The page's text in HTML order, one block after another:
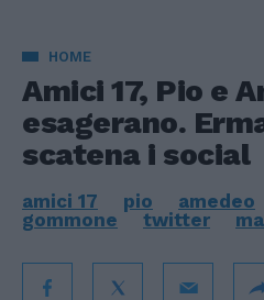
HOME
Amici 17, Pio e
esagerano.
scatena i social
amici 17 pio amedeo
gommone
twitter